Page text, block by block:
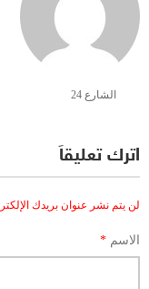
الشارع 24
اترك تعليقاً
لن يتم نشر عنوان بريدك
الاسم *